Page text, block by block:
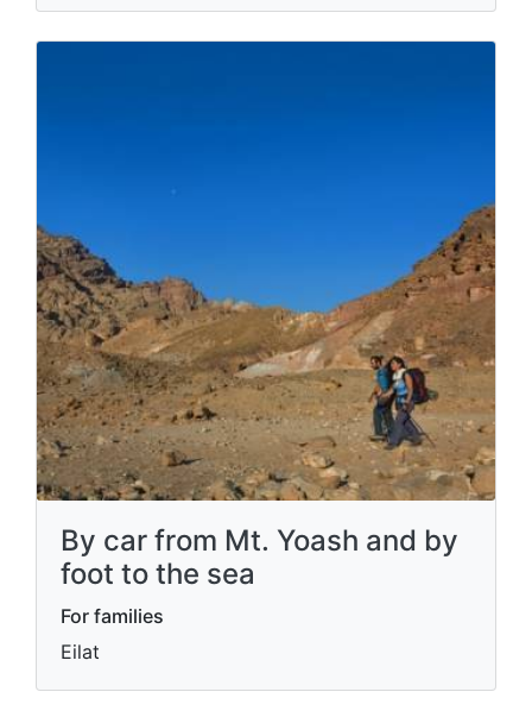
By car from Mt. Yoash and by
foot to the sea
For families
Eilat